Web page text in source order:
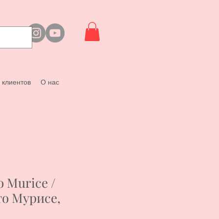
О нас
Murice /
Мурисе,